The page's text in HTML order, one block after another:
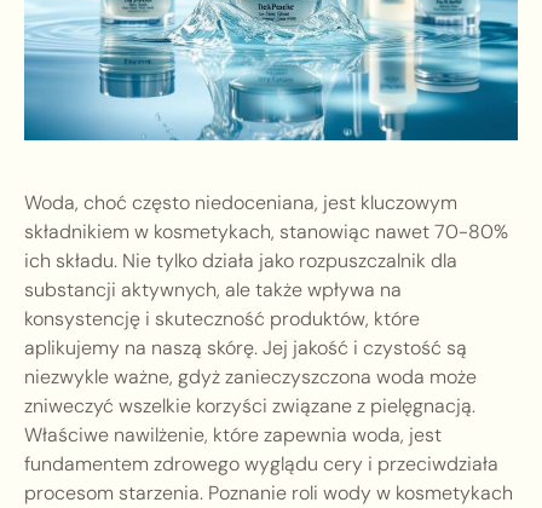
Woda, choć często niedoceniana, jest kluczowym
składnikiem w kosmetykach, stanowiąc nawet 70-80%
ich składu. Nie tylko działa jako rozpuszczalnik dla
substancji aktywnych, ale także wpływa na
konsystencję i skuteczność produktów, które
aplikujemy na naszą skórę. Jej jakość i czystość są
niezwykle ważne, gdyż zanieczyszczona woda może
zniweczyć wszelkie korzyści związane z pielęgnacją.
Właściwe nawilżenie, które zapewnia woda, jest
fundamentem zdrowego wyglądu cery i przeciwdziała
procesom starzenia. Poznanie roli wody w kosmetykach